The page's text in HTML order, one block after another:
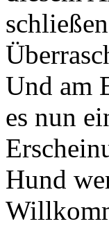
Und am
es nun
Hund